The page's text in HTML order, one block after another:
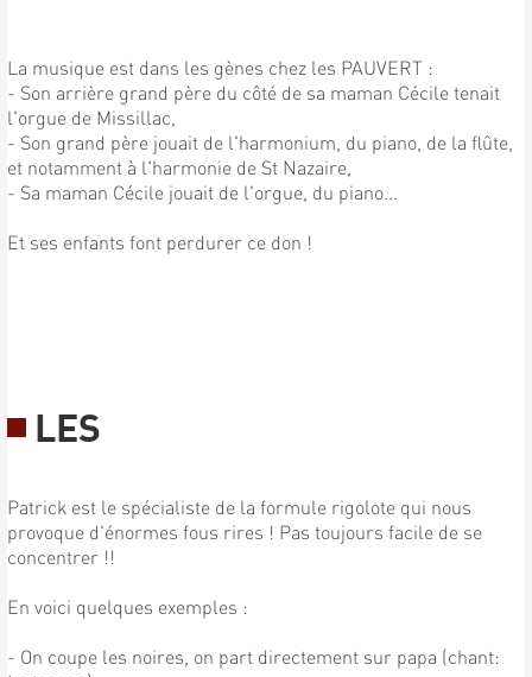
La musique est dans les gènes chez les PAUVERT :
- Son arrière grand père du côté de sa maman Cécile tenait
l'orgue de Missillac,
- Son grand père jouait de l'harmonium, du piano, de la flûte,
et notamment à l'harmonie de St Nazaire,
- Sa maman Cécile jouait de l'orgue, du piano...
Et ses enfants font perdurer ce don !
LES
Patrick est le spécialiste de la formule rigolote qui nous
provoque d'énormes fous rires ! Pas toujours facile de se
concentrer !!
En voici quelques exemples :
- On coupe les noires, on part directement sur papa (chant: